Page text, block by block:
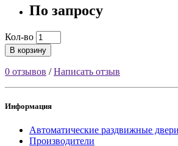
По запросу
Кол-во
В корзину
0 отзывов /Написать отзыв
Информация
Автоматические раздвижные двери
Производители